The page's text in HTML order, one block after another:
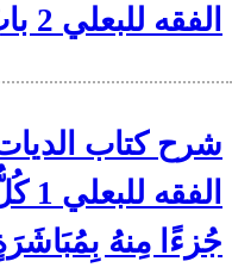
الفقه للبعلي 2 بابُ موجبِ القِصاصِ
شرح كتاب
جُزءًا مِنهُ